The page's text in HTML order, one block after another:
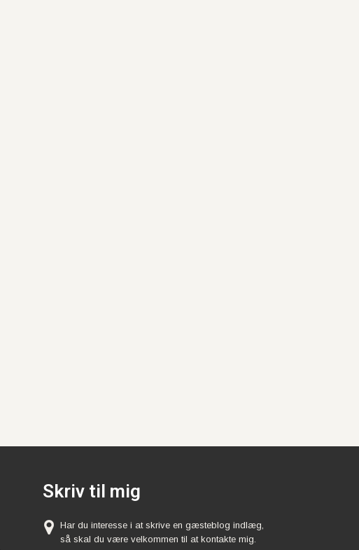
Skriv til mig
Har du interesse i at skrive en gæsteblog indlæg,
så skal du være velkommen til at kontakte mig.